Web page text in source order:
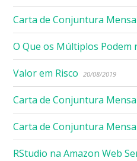
Carta de Conjuntura
O Que os Múltiplos Podem
Valor em Risco 20/08/2019
Carta de Conjuntura
Carta de Conjuntura
RStudio na Amazon Web